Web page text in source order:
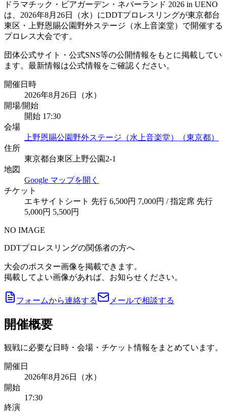
ドラマチック・ビアガーデン・ネバーランド 2026 in UENO
は、2026年8月26日（水）にDDTプロレスリングが東京都台
東区・上野恩賜公園野外ステージ（水上音楽堂）で開催する
プロレス大会です。
団体公式サイト・公式SNS等の公開情報をもとに掲載してい
ます。最新情報は公式情報をご確認ください。
開催日時
2026年8月26日（水）
開場/開始
開始 17:30
会場
上野恩賜公園野外ステージ（水上音楽堂）（東京都）
住所
東京都台東区上野公園2-1
地図
Google マップを開く
チケット
エキサイトシート 先行 6,500円 7,000円 / 指定席 先行
5,000円 5,500円
NO IMAGE
DDTプロレスリングの関係者の方へ
大会のポスター画像を掲載できます。
掲載してよい画像があれば、お知らせください。
フォームから連絡する メールで相談する
開催概要
観戦に必要な日時・会場・チケット情報をまとめています。
開催日
2026年8月26日（水）
開始
17:30
終演